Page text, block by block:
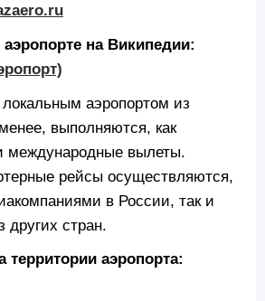
на Википедии:
аэропортом из
выполняются, как
международные вылеты.
рейсы осуществляются,
в России, так и
других стран.
территории аэропорта: